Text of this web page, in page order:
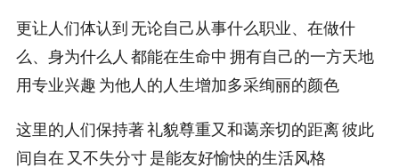
更让人们体认到 无论自己从事什么职业、在做什
么、身为什么人 都能在生命中 拥有自己的一方天地
用专业兴趣 为他人的人生增加多采绚丽的颜色
这里的人们保持著 礼貌尊重又和蔼亲切的距离 彼此
间自在 又不失分寸 是能友好愉快的生活风格